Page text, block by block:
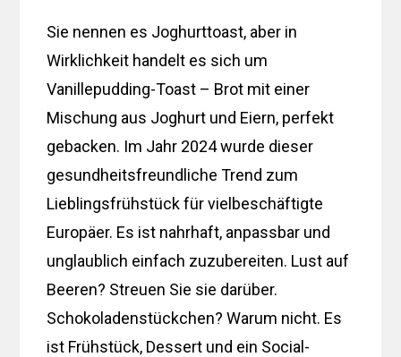
Sie nennen es Joghurttoast, aber in
Wirklichkeit handelt es sich um
Vanillepudding-Toast – Brot mit einer
Mischung aus Joghurt und Eiern, perfekt
gebacken. Im Jahr 2024 wurde dieser
gesundheitsfreundliche Trend zum
Lieblingsfrühstück für vielbeschäftigte
Europäer. Es ist nahrhaft, anpassbar und
unglaublich einfach zuzubereiten. Lust auf
Beeren? Streuen Sie sie darüber.
Schokoladenstückchen? Warum nicht. Es
ist Frühstück, Dessert und ein Social-